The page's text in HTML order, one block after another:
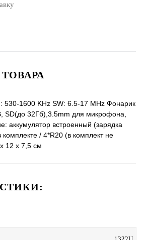
530-1600 KHz SW: 6.5-17 MHz Фонарик
SD(до 32Гб),3.5mm для микрофона,
аккумулятор встроенный (зарядка
/ 4*R20 (в комплект не
12 х 7,5 см